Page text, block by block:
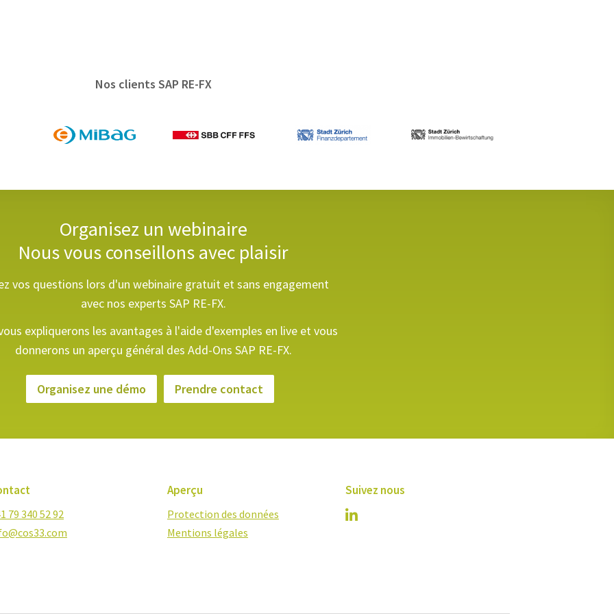
Nos clients SAP RE-FX
Organisez un webinaire
Nous vous conseillons avec plaisir
vos questions lors d'un webinaire gratuit et sans engagement
avec nos experts SAP RE-FX.
expliquerons les avantages à l'aide d'exemples en live et vous
donnerons un aperçu général des Add-Ons SAP RE-FX.
Organisez une démo Prendre contact
79 340 52 92
Aperçu
Protection des données
Mentions légales
Suivez nous